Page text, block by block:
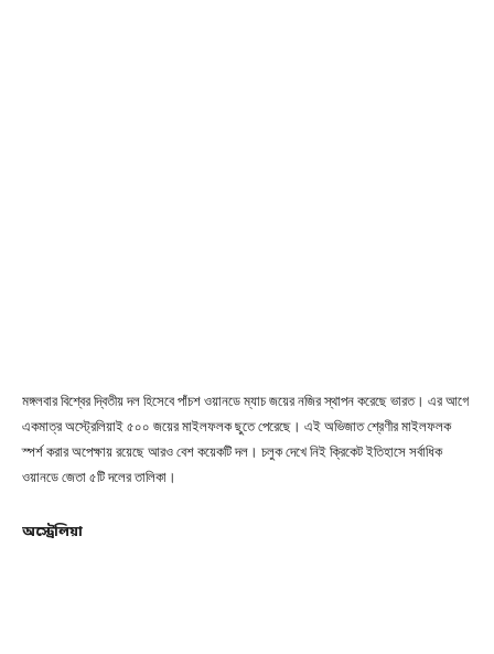
মঙ্গলবার বিশ্বের দ্বিতীয় দল হিসেবে পাঁচশ ওয়ানডে ম্যাচ জয়ের নজির স্থাপন করেছে ভারত। এর আগে
একমাত্র অস্ট্রেলিয়াই ৫০০ জয়ের মাইলফলক ছুতে পেরেছে। এই অভিজাত শ্রেণীর মাইলফলক
স্পর্শ করার অপেক্ষায় রয়েছে আরও বেশ কয়েকটি দল। চলুক দেখে নিই ক্রিকেট ইতিহাসে সর্বাধিক
ওয়ানডে জেতা ৫টি দলের তালিকা।
অস্ট্রেলিয়া